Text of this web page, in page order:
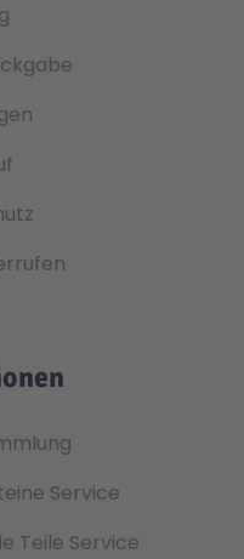
Service
Teile Service